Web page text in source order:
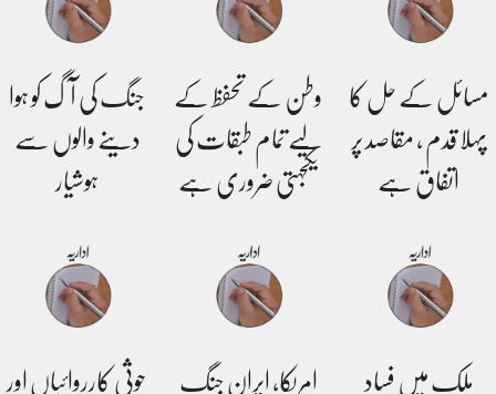
مسائل کے حل کا
پہلا قدم ، مقاصد پر
اتفاق ہے
وطن کے تحفظ کے
لیے تمام طبقات کی
یکجہتی ضروری ہے
جنگ کی آگ کو ہوا
دینے والوں سے
ہوشیار
ملک میں فساد امریکا، ایران جنگ حوثی کارروائیاں اور